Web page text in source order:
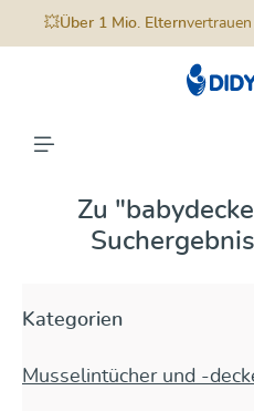
springen
Portofreie Lieferung
Bestellwert
vertrauen
Zu
Kategorien
Musselintücher und -